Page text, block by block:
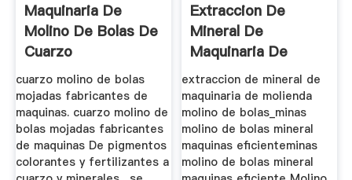
Maquinaria De
Molino De Bolas De
Cuarzo
cuarzo molino de bolas
mojadas fabricantes de
maquinas. cuarzo molino de
bolas mojadas fabricantes
de maquinas De pigmentos
colorantes y fertilizantes a
Extraccion De
Mineral De
Maquinaria De
Molienda Molino De
...
extraccion de mineral de
maquinaria de molienda
molino de bolas_minas
molino de bolas mineral
maquinas eficienteminas
molino de bolas mineral